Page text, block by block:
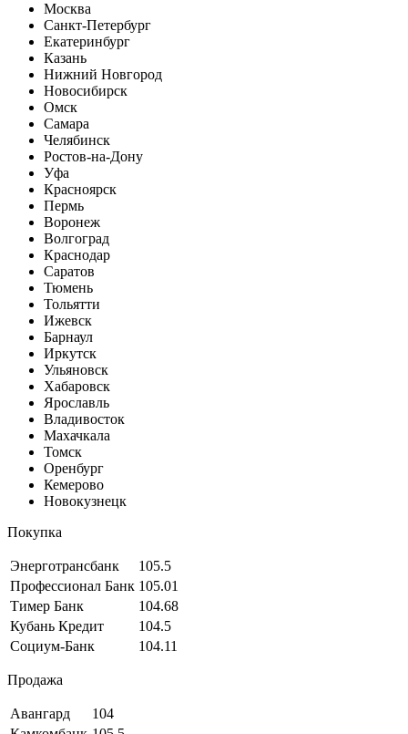
Москва
Санкт-Петербург
Екатеринбург
Казань
Нижний Новгород
Новосибирск
Омск
Самара
Челябинск
Ростов-на-Дону
Уфа
Красноярск
Пермь
Воронеж
Волгоград
Краснодар
Саратов
Тюмень
Тольятти
Ижевск
Барнаул
Иркутск
Ульяновск
Хабаровск
Ярославль
Владивосток
Махачкала
Томск
Оренбург
Кемерово
Новокузнецк
Покупка
Энерготрансбанк
105.5
Профессионал Банк 105.01
Тимер Банк
104.68
Кубань Кредит
104.5
Социум-Банк
104.11
Продажа
Авангард
104